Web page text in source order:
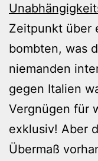
Zeitpunkt über
bombten, was
niemanden
gegen Italien
Vergnügen für
exklusiv! Aber
Übermaß